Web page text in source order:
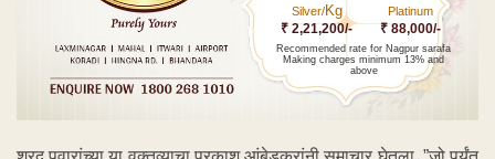
Silver/Kg
₹ 2,21,200/-
Platinum
₹ 88,000/-
Recommended rate for Nagpur sarafa
Making charges minimum 13% and
above